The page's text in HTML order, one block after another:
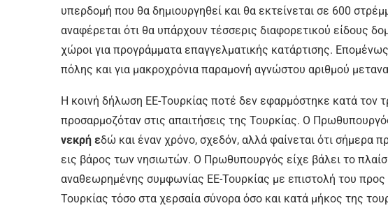
υπερδομή που θα δημιουργηθεί και θα εκτείνεται σε 600
αναφέρεται ότι θα υπάρχουν τέσσερις διαφορετικού είδους
χώροι για προγράμματα επαγγελματικής κατάρτισης.
πόλης και για μακροχρόνια παραμονή αγνώστου αριθμού
Η κοινή δήλωση ΕΕ-Τουρκίας ποτέ δεν εφαρμόστηκε κατά τον
προσαρμοζόταν στις απαιτήσεις της Τουρκίας. Ο
νεκρή εδώ και έναν χρόνο, σχεδόν, αλλά φαίνεται ότι σήμερα
εις βάρος των νησιωτών. Ο Πρωθυπουργός είχε βάλει το
αναθεωρημένης συμφωνίας ΕΕ-Τουρκίας με επιστολή του
Τουρκίας τόσο στα χερσαία σύνορα όσο και κατά μήκος της